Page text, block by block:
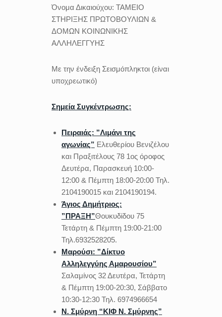
Όνομα Δικαιούχου: ΤΑΜΕΙΟ
ΣΤΗΡΙΞΗΣ ΠΡΩΤΟΒΟΥΛΙΩΝ &
ΔΟΜΩΝ ΚΟΙΝΩΝΙΚΗΣ
ΑΛΛΗΛΕΓΓΥΗΣ
Με την ένδειξη Σεισμόπληκτοι (είναι
υποχρεωτικό)
Σημεία Συγκέντρωσης:
Πειραιάς: ”Λιμάνι της
αγωνίας” Ελευθερίου Βενιζέλου
και Πραξιτέλους 78 1ος όροφος
Δευτέρα, Παρασκευή 10:00-
12:00 & Πέμπτη 18:00-20:00 Τηλ.
2104190015 και 2104190194.
Άγιος Δημήτριος:
”ΠΡΑΞΗ”Θουκυδίδου 75
Τετάρτη & Πέμπτη 19:00-21:00
Τηλ.6932528205.
Μαρούσι: ”Δίκτυο
Αλληλεγγύης Αμαρουσίου”
Σαλαμίνος 32 Δευτέρα, Τετάρτη
& Πέμπτη 19:00-20:30, Σάββατο
10:30-12:30 Τηλ. 6974966654
Ν. Σμύρνη “ΚΙΦ Ν. Σμύρνης”